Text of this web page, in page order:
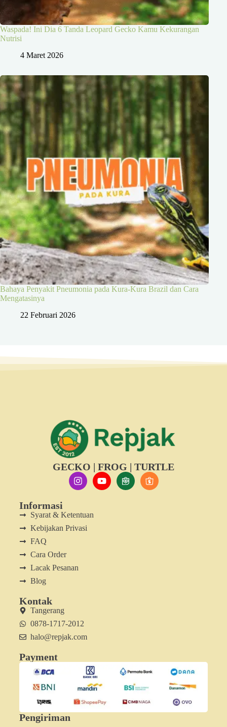
Waspada! Ini Dia 6 Tanda Leopard Gecko Kamu Kekurangan
Nutrisi
4 Maret 2026
Bahaya Penyakit Pneumonia pada Kura-Kura Brazil dan Cara
Mengatasinya
22 Februari 2026
GECKO | FROG | TURTLE
Informasi
Syarat & Ketentuan
Kebijakan Privasi
FAQ
Cara Order
Lacak Pesanan
Blog
Kontak
Tangerang
0878-1717-2012
halo@repjak.com
Payment
Pengiriman